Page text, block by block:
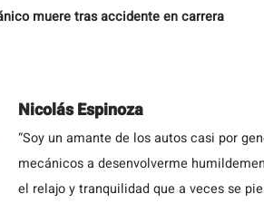
muere tras accidente en carrera
Nicolás Espinoza
“Soy un amante de los autos casi por
mecánicos a desenvolverme
el relajo y tranquilidad que a veces se